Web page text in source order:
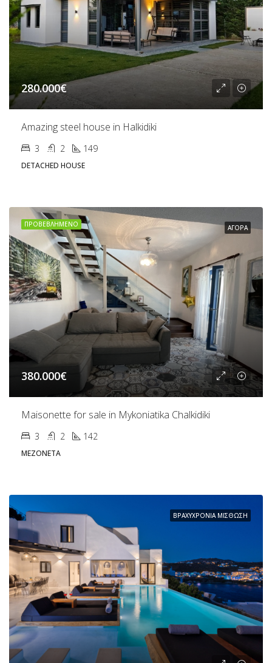
280.000€
Amazing steel house in Halkidiki
3 2 149
DETACHED HOUSE
ΠΡΟΒΕΒΛΗΜΈΝΟ ΑΓΟΡΆ
380.000€
Maisonette for sale in Mykoniatika Chalkidiki
3 2 142
ΜΕΖΟΝΈΤΑ
ΒΡΑΧΥΧΡΌΝΙΑ ΜΊΣΘΩΣΗ